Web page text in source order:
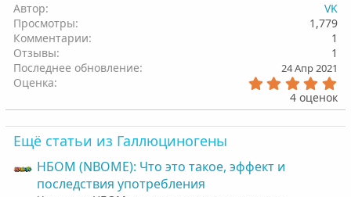
Автор
VK
Просмотры
1,779
Комментарии
1
Отзывы
1
Последнее обновление
24 Апр 2021
Оценка
.
0
з
4 оценок
Ещё статьи из Галлюциногены
НБОМ (NBOME): Что это такое, эффект и
последствия употребления